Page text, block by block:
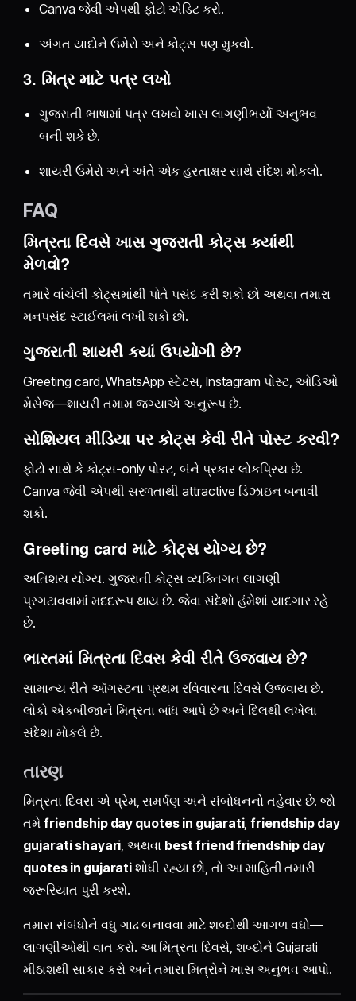
Canva જેવી એપથી ફોટો એડિટ કરો.
અંગત યાદોને ઉમેરો અને કોટ્સ પણ મુકવો.
3. મિત્ર માટે પત્ર લખો
ગુજરાતી ભાષામાં પત્ર લખવો ખાસ લાગણીભર્યો અનુભવ
બની શકે છે.
શાયરી ઉમેરો અને અંતે એક હસ્તાક્ષર સાથે સંદેશ મોકલો.
FAQ
મિત્રતા દિવસે ખાસ ગુજરાતી કોટ્સ ક્યાંથી
મેળવો?
તમારે વાંચેલી કોટ્સમાંથી પોતે પસંદ કરી શકો છો અથવા તમારા
મનપસંદ સ્ટાઈલમાં લખી શકો છો.
ગુજરાતી શાયરી ક્યાં ઉપયોગી છે?
Greeting card, WhatsApp સ્ટેટસ, Instagram પોસ્ટ, ઓડિઓ
મેસેજ—શાયરી તમામ જગ્યાએ અનુરૂપ છે.
સોશિયલ મીડિયા પર કોટ્સ કેવી રીતે પોસ્ટ કરવી?
ફોટો સાથે કે કોટ્સ-only પોસ્ટ, બંને પ્રકાર લોકપ્રિય છે.
Canva જેવી એપથી સરળતાથી attractive ડિઝાઇન બનાવી
શકો.
Greeting card માટે કોટ્સ યોગ્ય છે?
અતિશય યોગ્ય. ગુજરાતી કોટ્સ વ્યક્તિગત લાગણી
પ્રગટાવવામાં મદદરૂપ થાય છે. જેવા સંદેશો હંમેશાં યાદગાર રહે
છે.
ભારતમાં મિત્રતા દિવસ કેવી રીતે ઉજવાય છે?
સામાન્ય રીતે ઑગસ્ટના પ્રથમ રવિવારના દિવસે ઉજવાય છે.
લોકો એકબીજાને મિત્રતા બાંધ આપે છે અને દિલથી લખેલા
સંદેશા મોકલે છે.
તારણ
મિત્રતા દિવસ એ પ્રેમ, સમર્પણ અને સંબોધનનો તહેવાર છે. જો
તમેfriendship day quotes in gujarati,friendship day
gujarati shayari , અથવા best friend friendship day
quotes in gujarati શોધી રહ્યા છો, તો આ માહિતી તમારી
જરૂરિયાત પુરી કરશે.
તમારા સંબંધોને વધુ ગાઢ બનાવવા માટે શબ્દોથી આગળ વધો—
લાગણીઓથી વાત કરો. આ મિત્રતા દિવસે, શબ્દોને Gujarati
મીઠાશથી સાકાર કરો અને તમારા મિત્રોને ખાસ અનુભવ આપો.